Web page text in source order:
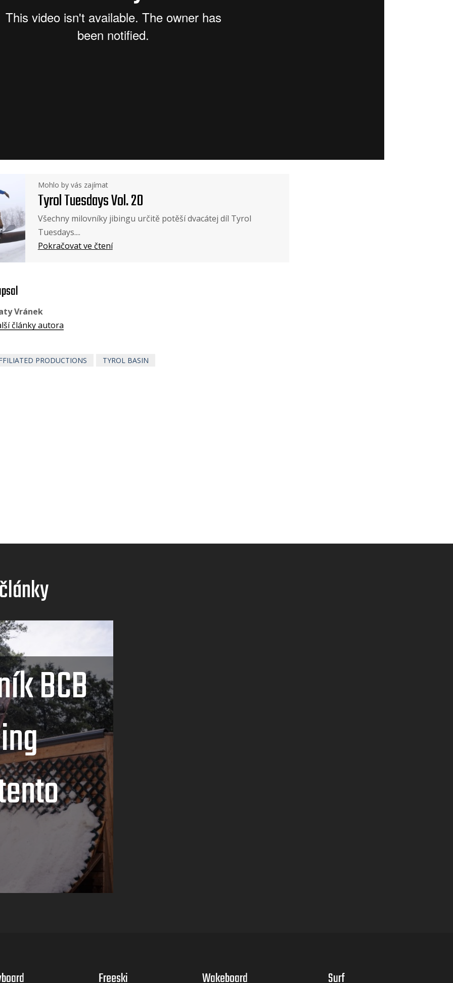
Mohlo by vás zajímat
Tyrol Tuesdays Vol. 20
Všechny milovníky jibingu určitě potěší dvacátej díl Tyrol
Tuesdays....
Pokračovat ve čtení
Vránek
články autora
PRODUCTIONS TYROL BASIN
BCB
Freeski Wakeboard Surf